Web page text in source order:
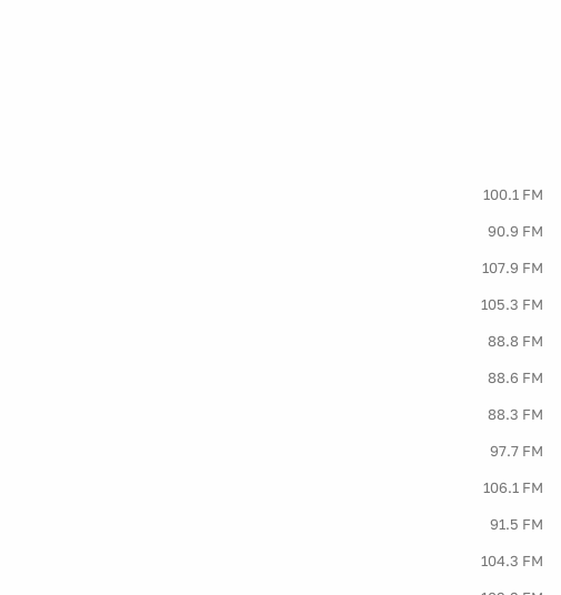
100.1 FM
90.9 FM
107.9 FM
105.3 FM
88.8 FM
88.6 FM
88.3 FM
97.7 FM
106.1 FM
91.5 FM
104.3 FM